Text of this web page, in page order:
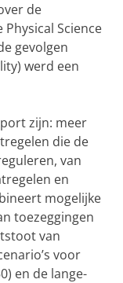
de
Science
gevolgen
werd een
zijn: meer
die de
van
en
mogelijke
toezeggingen
van
voor
en de lange-